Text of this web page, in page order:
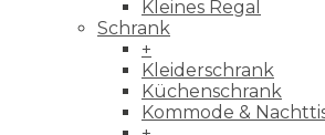
Kleines Regal
Schrank
+
Kleiderschrank
Küchenschrank
Kommode &